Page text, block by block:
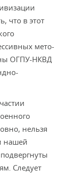
что в этот
мето­
ОГПУ-НКВД
нельзя
нашей
Следует